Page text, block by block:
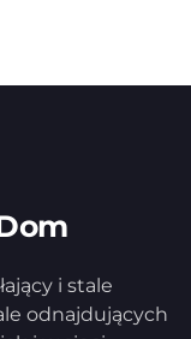
i stale
odnajdujących